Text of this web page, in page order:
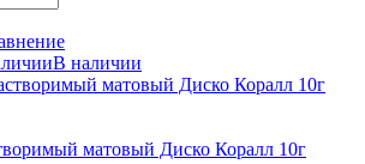
В наличии
матовый Диско Коралл 10г